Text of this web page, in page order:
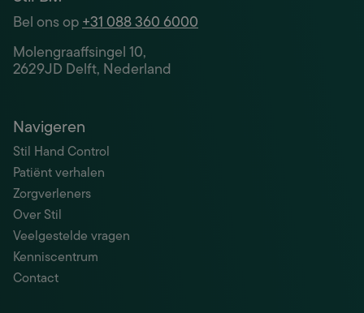
Bel ons op+31 088 360 6000
Molengraaffsingel 10,
2629JD Delft, Nederland
Navigeren
Stil Hand Control
Patiënt verhalen
Zorgverleners
Over Stil
Veelgestelde vragen
Kenniscentrum
Contact